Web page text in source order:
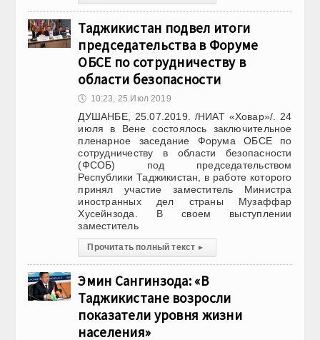
Таджикистан подвел итоги
председательства в Форуме
ОБСЕ по сотрудничеству в
области безопасности
🕔 10:23, 25.Июл 2019
ДУШАНБЕ, 25.07.2019. /НИАТ «Ховар»/. 24
июля в Вене состоялось заключительное
пленарное заседание Форума ОБСЕ по
сотрудничеству в области безопасности
(ФСОБ) под председательством
Республики Таджикистан, в работе которого
принял участие заместитель Министра
иностранных дел страны Музаффар
Хусейнзода. В своем выступлении
заместитель
Прочитать полный текст ▸
Эмин Сангинзода: «В
Таджикистане возросли
показатели уровня жизни
населения»